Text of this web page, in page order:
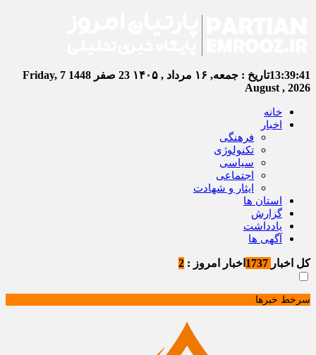
13:39:41تاریخ : جمعه, ۱۶ مرداد , ۱۴۰۵ 23 صفر 1448
Friday, 7
August , 2026
خانه
اخبار
فرهنگی
تکنولوژی
سیاسی
اجتماعی
ایثار و شهادت
استان ها
گزارش
یادداشت
آگهی ها
کل اخبار اخبار امروز : 2
سرخط خبرها